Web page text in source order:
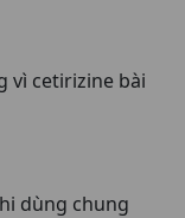
vì cetirizine bài
dùng chung